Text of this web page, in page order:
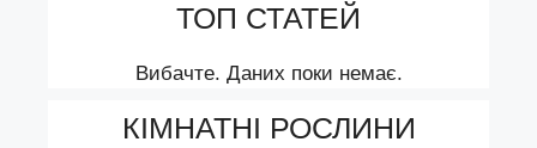
ТОП СТАТЕЙ
Вибачте. Даних поки немає.
КІМНАТНІ РОСЛИНИ